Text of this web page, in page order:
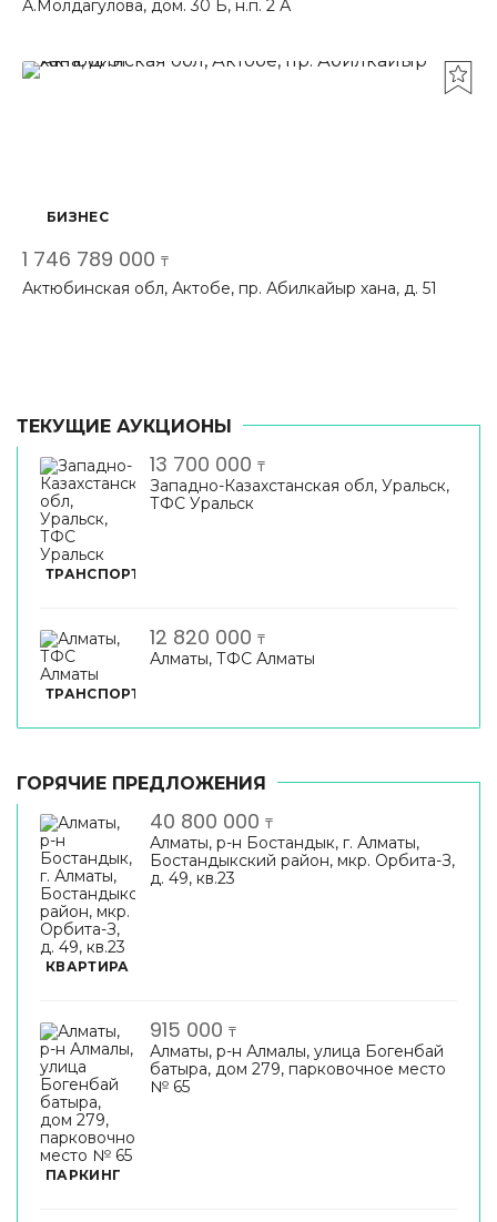
А.Молдагулова, дом. 30 Б, н.п. 2 А
БИЗНЕС
1 746 789 000 ₸
Актюбинская обл, Актобе, пр. Абилкайыр хана, д. 51
ТЕКУЩИЕ АУКЦИОНЫ
ТРАНСПОРТ
13 700 000 ₸
Западно-Казахстанская обл, Уральск,
ТФС Уральск
ТРАНСПОРТ
12 820 000 ₸
Алматы, ТФС Алматы
ГОРЯЧИЕ ПРЕДЛОЖЕНИЯ
КВАРТИРА
40 800 000 ₸
Алматы, р-н Бостандык, г. Алматы,
Бостандыкский район, мкр. Орбита-З,
д. 49, кв.23
ПАРКИНГ
915 000 ₸
Алматы, р-н Алмалы, улица Богенбай
батыра, дом 279, парковочное место
№ 65